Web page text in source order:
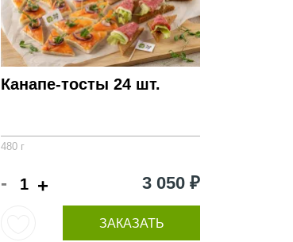
Канапе-тосты 24 шт.
480 г
- + 3 050 ₽
ЗАКАЗАТЬ